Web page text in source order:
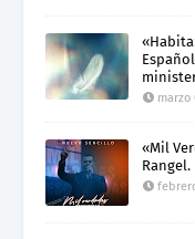
marzo
«Mil
Rangel.